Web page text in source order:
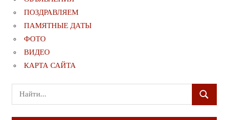
ПОЗДРАВЛЯЕМ
ПАМЯТНЫЕ ДАТЫ
ФОТО
ВИДЕО
КАРТА САЙТА
Поиск
для:
ПОИСК